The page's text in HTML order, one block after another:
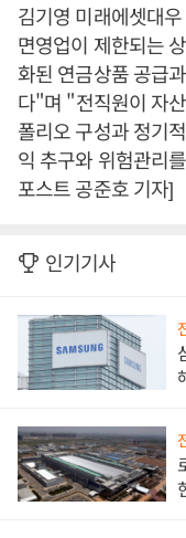
김기영 미래에셋대
면영업이 제한되는
화된 연금상품 공급
다"며 "전직원이 자
폴리오 구성과 정기
익 추구와 위험관리
포스트 공준호 기자]
인기기사